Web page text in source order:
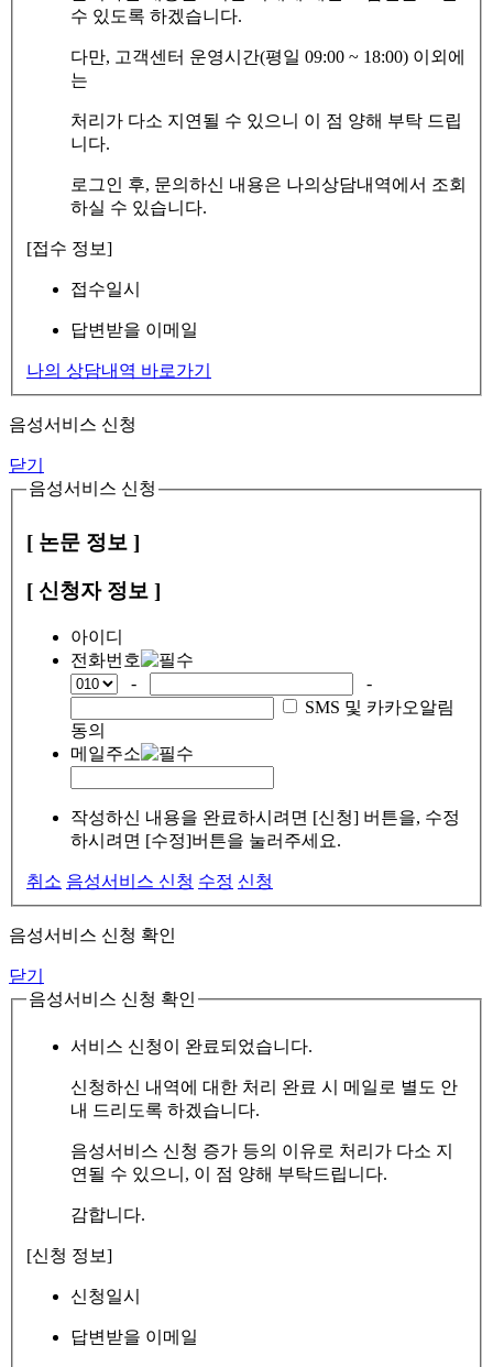
수 있도록 하겠습니다.
다만, 고객센터 운영시간(평일 09:00 ~ 18:00) 이외에
는
처리가 다소 지연될 수 있으니 이 점 양해 부탁 드립
니다.
로그인 후, 문의하신 내용은 나의상담내역에서 조회
하실 수 있습니다.
[접수 정보]
접수일시
답변받을 이메일
나의 상담내역 바로가기
음성서비스 신청
닫기
음성서비스 신청
[ 논문 정보 ]
[ 신청자 정보 ]
아이디
전화번호
-
-
SMS 및 카카오알림
동의
메일주소
작성하신 내용을 완료하시려면 [신청] 버튼을, 수정
하시려면 [수정]버튼을 눌러주세요.
취소 음성서비스 신청 수정 신청
음성서비스 신청 확인
닫기
음성서비스 신청 확인
서비스 신청이 완료되었습니다.
신청하신 내역에 대한 처리 완료 시 메일로 별도 안
내 드리도록 하겠습니다.
음성서비스 신청 증가 등의 이유로 처리가 다소 지
연될 수 있으니, 이 점 양해 부탁드립니다.
감합니다.
[신청 정보]
신청일시
답변받을 이메일